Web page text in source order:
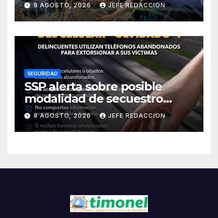
Reforestación 2026
9 AGOSTO, 2026 JEFE REDACCION
SEGURIDAD
SSP alerta sobre posible
modalidad de secuestro
virtual
9 AGOSTO, 2026 JEFE REDACCION